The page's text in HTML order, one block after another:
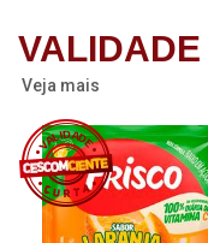
Veja mais